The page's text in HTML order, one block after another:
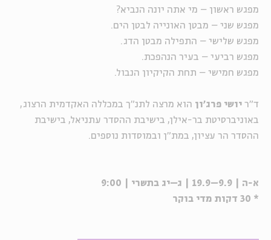
מפגש ראשון – מי אתה יונה הנביא?
מפגש שני – מבטן האונייה לבטן הים.
מפגש שלישי – התפילה מבטן הדג.
מפגש רביעי – בעיר הנהפכת.
מפגש חמישי – תחת הקיקיון הנבול.
ד"ר יושי פרג'ון הוא מרצה לתנ"ך במכללה האקדמית הרצוג,
באוניברסיטת בר-אילן, בישיבת ההסדר עתניאל, בישיבת
ההסדר הר עציון, במת"ן ובמוסדות נוספים.
א-ה | 9.9–19.9 | ג–יג בתשרי | 9:00
* 30 דקות מדי בוקר